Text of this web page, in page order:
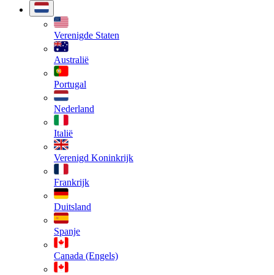
Verenigde Staten
Australië
Portugal
Nederland
Italië
Verenigd Koninkrijk
Frankrijk
Duitsland
Spanje
Canada (Engels)